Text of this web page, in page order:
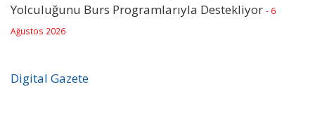
Yolculuğunu Burs Programlarıyla Destekliyor - 6
Ağustos 2026
Digital Gazete